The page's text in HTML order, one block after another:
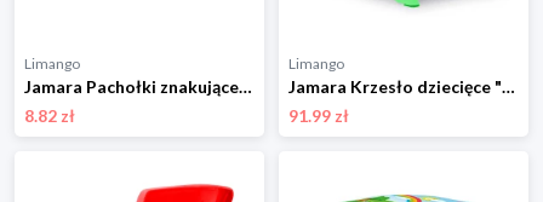
Limango
Jamara Pachołki znakujące (4 szt.) w kolorze niebieskim - 3+ rozmiar: onesize
8.82 zł
Limango
Jamara Krzesło dziecięce "Smiley" w kolorze zielonym - 3+ rozmiar: onesize
91.99 zł